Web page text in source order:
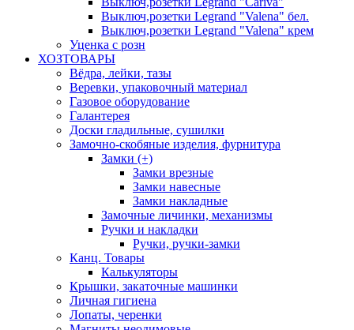
Выключ,розетки Legrand "Valena" бел.
Выключ,розетки Legrand "Valena" крем
Уценка с розн
ХОЗТОВАРЫ
Вёдра, лейки, тазы
Веревки, упаковочный материал
Газовое оборудование
Галантерея
Доски гладильные, сушилки
Замочно-скобяные изделия, фурнитура
Замки (+)
Замки врезные
Замки навесные
Замки накладные
Замочные личинки, механизмы
Ручки и накладки
Ручки, ручки-замки
Канц. Товары
Калькуляторы
Крышки, закаточные машинки
Личная гигиена
Лопаты, черенки